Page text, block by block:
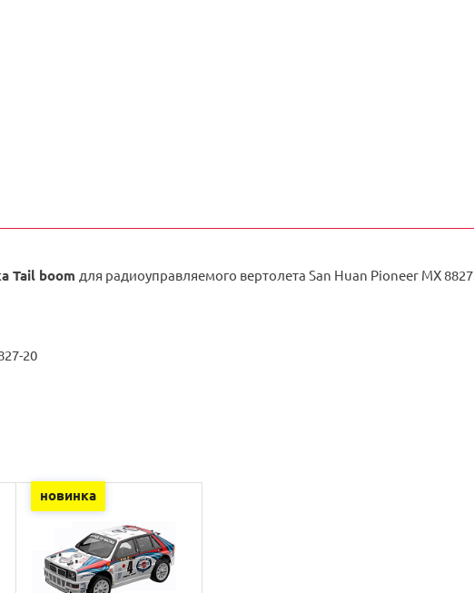
Tail boom для радиоуправляемого вертолета San Huan Pioneer MX 8827.
20
новинка